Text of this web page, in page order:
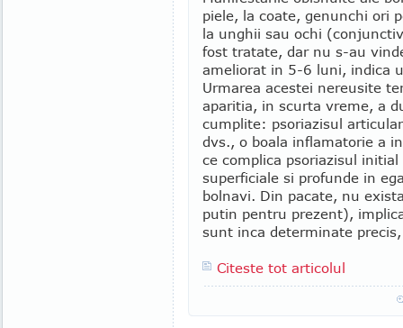
piele, la coate, genunchi ori
la unghii sau ochi
fost tratate, dar nu s-au
ameliorat in 5-6 luni, indica
Urmarea acestei nereusite
aparitia, in scurta vreme, a
cumplite: psoriazisul
dvs., o boala inflamatorie a
ce complica psoriazisul
superficiale si profunde in
bolnavi. Din pacate, nu
putin pentru prezent),
sunt inca determinate
Citeste tot articolul